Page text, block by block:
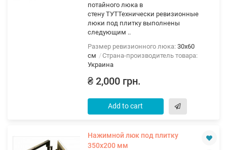
потайного люка в
стену ТУТТехнически ревизионные
люки под плитку выполнены
следующим ..
Размер ревизионного люка: 30х60
см
Страна-производитель товара:
Украина
₴ 2,000 грн.
Add to cart
Нажимной люк под плитку
350х200 мм